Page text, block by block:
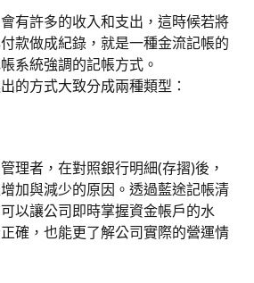
有許多的收入和支出，這時候若將
款做成紀錄，就是一種金流記帳的
系統強調的記帳方式。
的方式大致分成兩種類型：
理者，在對照銀行明細(存摺)後，
加與減少的原因。透過藍途記帳清
以讓公司即時掌握資金帳戶的水
確，也能更了解公司實際的營運情